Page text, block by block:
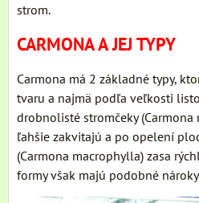
strom.
CARMONA A JEJ TYPY
Carmona má 2 základné typy,
tvaru a najmä podľa veľkosti
drobnolisté stromčeky
ľahšie zakvitajú a po opelení
(Carmona macrophylla) zasa
formy však majú podobné